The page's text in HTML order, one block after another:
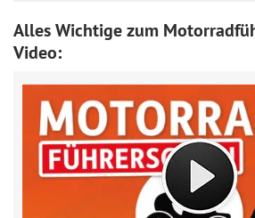
Alles Wichtige zum
Video: